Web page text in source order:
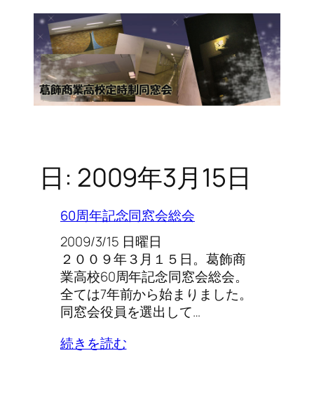
日: 2009年3月15日
60周年記念同窓会総会
2009/3/15 日曜日
２００９年３月１５日。葛飾商
業高校60周年記念同窓会総会。
全ては7年前から始まりました。
同窓会役員を選出して…
続きを読む